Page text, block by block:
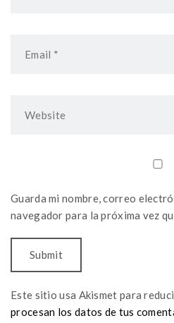
Guarda mi nombre, correo
navegador para la próxima vez
Este sitio usa Akismet para
procesan los datos de tus